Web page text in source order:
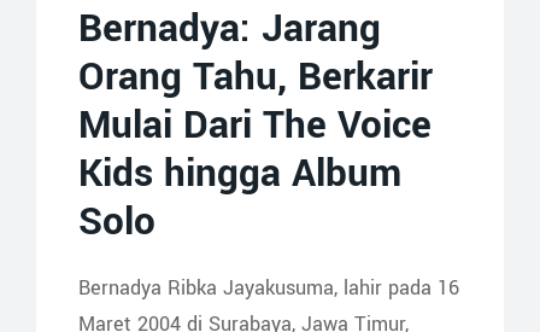
Bernadya: Jarang
Orang Tahu, Berkarir
Mulai Dari The Voice
Kids hingga Album
Solo
Bernadya Ribka Jayakusuma, lahir pada 16
Maret 2004 di Surabaya, Jawa Timur,